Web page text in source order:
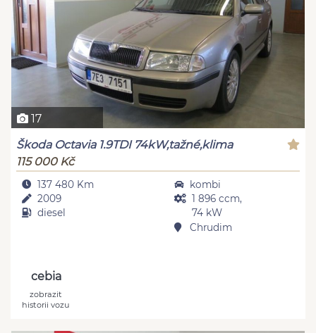
17
Škoda Octavia 1.9TDI 74kW,tažné,klima
115 000 Kč
137 480 Km
2009
diesel
kombi
1 896 ccm,
74 kW
Chrudim
cebia
zobrazit
historii vozu